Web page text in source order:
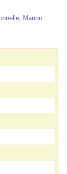
, Manon